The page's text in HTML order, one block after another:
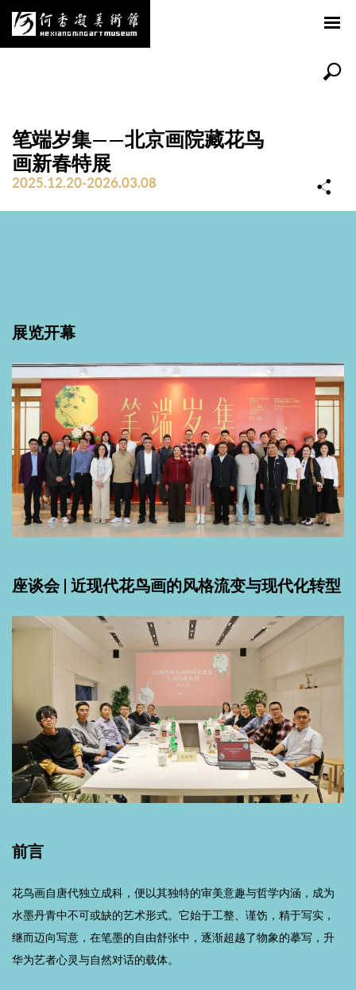
笔端岁集——北京画院藏花鸟
画新春特展
2025.12.20-2026.03.08
展览开幕
座谈会 | 近现代花鸟画的风格流变与现代化转型
前言
花鸟画自唐代独立成科，便以其独特的审美意趣与哲学内涵，成为
水墨丹青中不可或缺的艺术形式。它始于工整、谨饬，精于写实，
继而迈向写意，在笔墨的自由舒张中，逐渐超越了物象的摹写，升
华为艺者心灵与自然对话的载体。